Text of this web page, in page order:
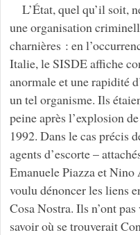
L’État, quel qu’il soit,
une organisation
charnières : en
Italie, le SISDE affiche
anormale et une rapidité
un tel organisme. Ils
peine après l’explosion
1992. Dans le cas précis
agents d’escorte –
Emanuele Piazza et
voulu dénoncer les liens
Cosa Nostra. Ils n’ont
savoir où se trouverait